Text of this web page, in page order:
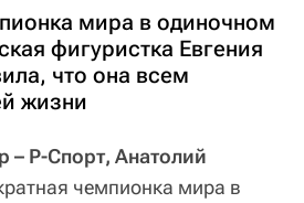
мира в одиночном
фигуристка Евгения
что она всем
жизни
Р-Спорт, Анатолий
чемпионка мира в